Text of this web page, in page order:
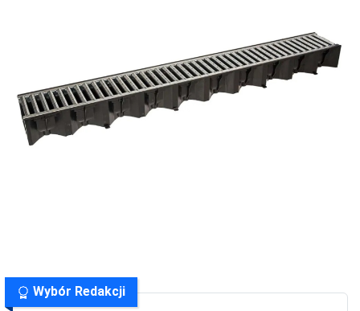
Wybór Redakcji